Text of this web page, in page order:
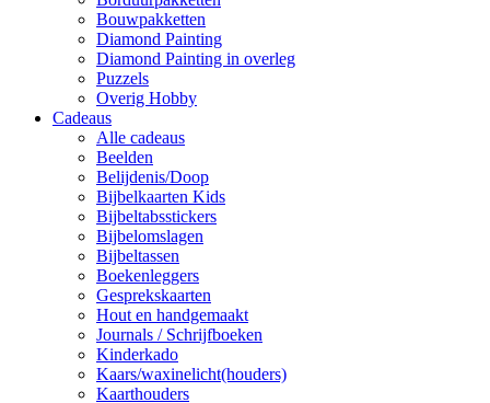
Bouwpakketten
Diamond Painting
Diamond Painting in overleg
Puzzels
Overig Hobby
Cadeaus
Alle cadeaus
Beelden
Belijdenis/Doop
Bijbelkaarten Kids
Bijbeltabsstickers
Bijbelomslagen
Bijbeltassen
Boekenleggers
Gesprekskaarten
Hout en handgemaakt
Journals / Schrijfboeken
Kinderkado
Kaars/waxinelicht(houders)
Kaarthouders